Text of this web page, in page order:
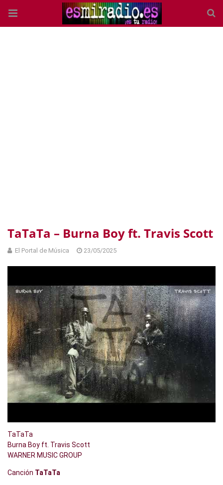
TaTaTa – Burna Boy ft. Travis Scott
El Portal de Música 23/05/2025
TaTaTa
Burna Boy ft. Travis Scott
WARNER MUSIC GROUP
Canción TaTaTa